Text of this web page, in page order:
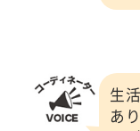
生
あ